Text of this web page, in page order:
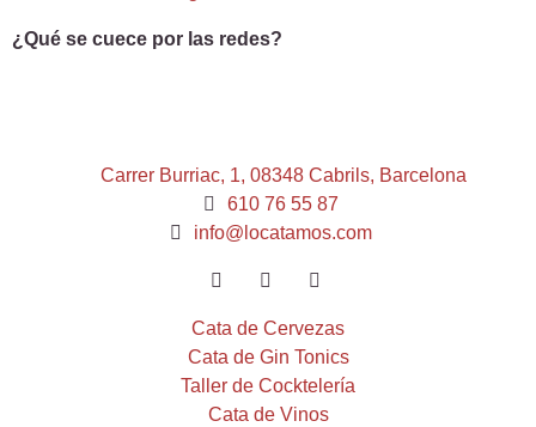
¿Qué se cuece por las redes?
Carrer Burriac, 1, 08348 Cabrils, Barcelona
610 76 55 87
info@locatamos.com
Cata de Cervezas
Cata de Gin Tonics
Taller de Cocktelería
Cata de Vinos